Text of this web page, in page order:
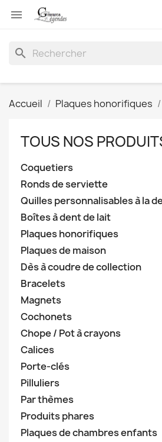

search
Accueil Plaques honorifiques
TOUS NOS
Coquetiers
Ronds de serviette
Quilles personnalisables à la
Boîtes à dent de lait
Plaques honorifiques
Plaques de maison
Dès à coudre de collection
Bracelets
Magnets
Cochonets
Chope / Pot à crayons
Calices
Porte-clés
Pilluliers
Par thèmes
Produits phares
Plaques de chambres enfants